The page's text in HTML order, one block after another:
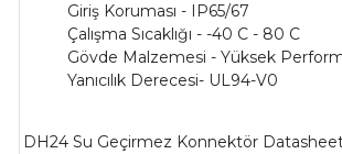
Giriş Koruması - IP65/67
Çalışma Sıcaklığı - -40 C - 80 C
Gövde Malzemesi - Yüksek
Yanıcılık Derecesi- UL94-V0
DH24 Su Geçirmez Konnektör